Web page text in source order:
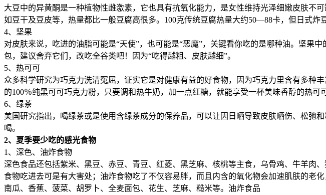
大豆中的异黄酮是一种植物性雌激素，它也具有抗氧化能力，是女性维持光泽细嫩皮肤不
如豆干及豆皮等，热量都比一般豆腐高很多。100克传统豆腐热量大约50—88卡，但日式炸
4、坚果
对皮肤来说，吃进的油脂可能是“天使”，也可能是“恶魔”，关键看你吃的是哪种油。坚果
包，建议舍弃它们，改吃全谷类吧！因为“吃得越粗、皮肤越细”。
5、热可可
众多科学研究为巧克力洗清冤屈，证实它是对健康有益的好食物，因为巧克力里含有多种
的100％纯黑可可巧克力粉，只要调和热牛奶，加一点红糖，就能享受一杯美味香醇的热可
6、绿茶
美国研究指出，喝绿茶或是使用含绿茶成分的保养品，可以让因日晒导致皮肤晒伤、松
喝。
2、夏季要少吃的感光食物
1、深色、油炸食物
深色食品还包括紫米、黑豆、赤豆、青豆、红菱、黑芝麻、核桃等主食，乌骨鸡、牛羊肉
食物吃进去可是有大害处；油炸食物吃了不仅容易胖，而且内含的氧化物会加速肌肤的老
南瓜、香蕉、菠菜、胡罗卜、全麦面包、花生、芝麻、糙米等。油炸食品